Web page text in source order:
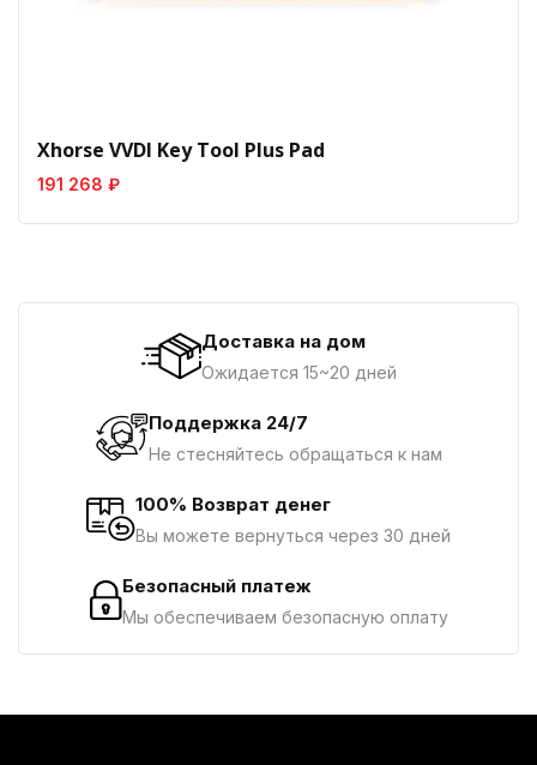
Xhorse VVDI Key Tool Plus Pad
191 268 ₽
Доставка на дом
Ожидается 15~20 дней
Поддержка 24/7
Не стесняйтесь обращаться к нам
100% Возврат денег
Вы можете вернуться через 30 дней
Безопасный платеж
Мы обеспечиваем безопасную оплату